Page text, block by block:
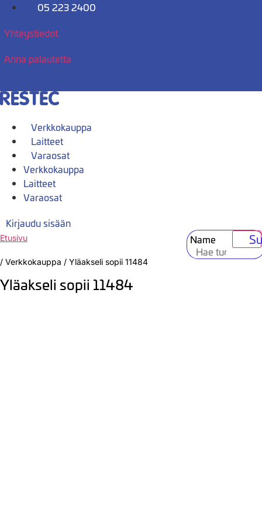
Mene
05 223 2400
Yhteystiedot
Anna palautetta
Verkkokauppa
Laitteet
Varaosat
Verkkokauppa
Laitteet
Varaosat
Kirjaudu sisään
Name
Etusivu
/ Verkkokauppa / Yläakseli sopii 11484
Yläakseli sopii 11484